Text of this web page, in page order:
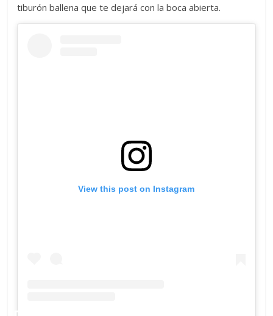
tiburón ballena que te dejará con la boca abierta.
View this post on Instagram